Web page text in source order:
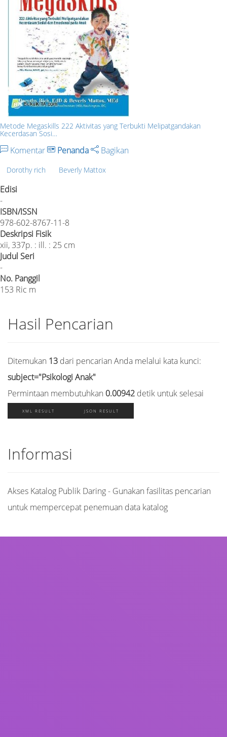
Metode Megaskills 222 Aktivitas yang Terbukti Melipatgandakan
Kecerdasan Sosi…
Komentar Penanda Bagikan
Dorothy rich Beverly Mattox
Edisi
-
ISBN/ISSN
978-602-8767-11-8
Deskripsi Fisik
xii, 337p. : ill. : 25 cm
Judul Seri
-
No. Panggil
153 Ric m
Hasil Pencarian
Ditemukan 13 dari pencarian Anda melalui kata kunci:
subject="Psikologi Anak"
Permintaan membutuhkan 0.00942 detik untuk selesai
XML RESULT JSON RESULT
Informasi
Akses Katalog Publik Daring - Gunakan fasilitas pencarian
untuk mempercepat penemuan data katalog